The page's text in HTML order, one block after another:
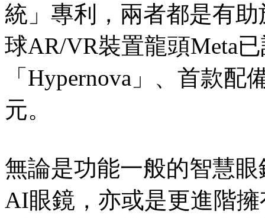
統」專利，兩者都是有
球AR/VR裝置龍頭Meta
「Hypernova」、首款
元。
無論是功能一般的智慧
AI眼鏡，亦或是更進階